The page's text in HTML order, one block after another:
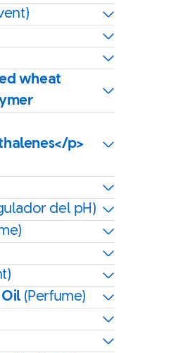
wheat
p>
del pH)
Oil (Perfume)